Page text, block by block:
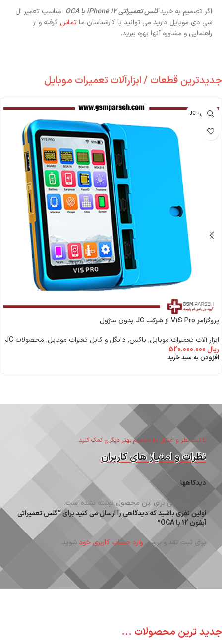
اگر تصمیم بهخریدگلس تعمیراتی iPhone 12 با OCA
مناسب تعمیر ال
سی دی موبایل دارید می توانید با کارشناسان ماتماس گرفته و از
راهنمایی و مشاوره آنها بهره ببرید.
جدیدترین قطعات / ابزارآلات تعمیرات موبایل
جی سی - JC
پروگرامر V1S Pro از شرکت JC بدون ماژول
ابزار آلات تعمیرات موبایل, باکس٬ دانگل و کابل تعیرات موبایل , محصولات JC
ریال
افزودن به سبد خرید
با ثبت نظر و امتیاز، به تصمیم بهتر دیگران کمک کنید.
نظرات و امتیاز های کاربران
دیدگاهها
هیچ دیدگاهی برای این محصول نوشته نشده است.
اولین نفری باشید که دیدگاهی را ارسال می کنید برای “گلس تعمیراتی
آیفون 12 با OCA”
برای ثبت نقد و بررسیوارد حساب کاربری خود شوید.
جدید ترین محصولات ...